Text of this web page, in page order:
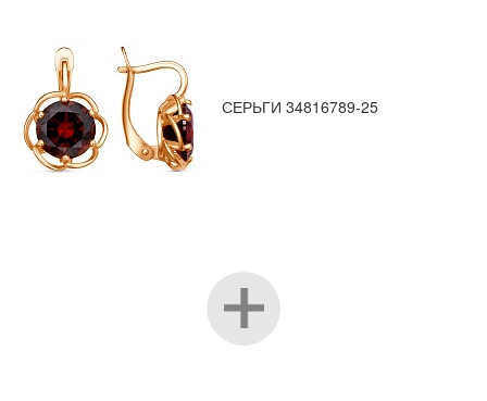
СЕРЬГИ 34816789-25